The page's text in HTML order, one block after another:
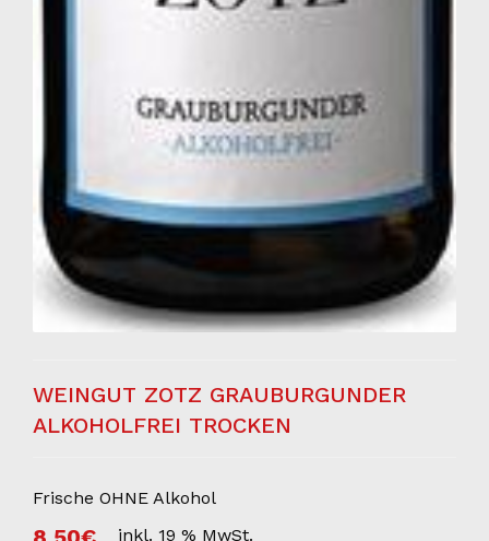
WEINGUT ZOTZ GRAUBURGUNDER
ALKOHOLFREI TROCKEN
Frische OHNE Alkohol
inkl. 19 % MwSt.